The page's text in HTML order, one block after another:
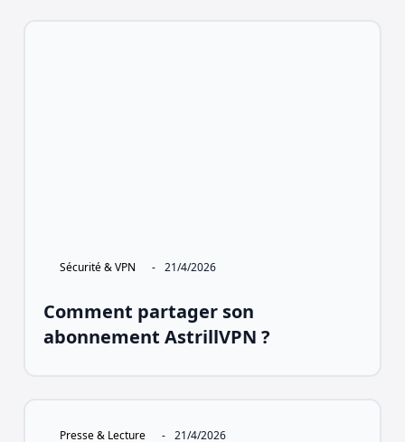
Sécurité & VPN - 21/4/2026
Comment partager son
abonnement AstrillVPN ?
Presse & Lecture - 21/4/2026